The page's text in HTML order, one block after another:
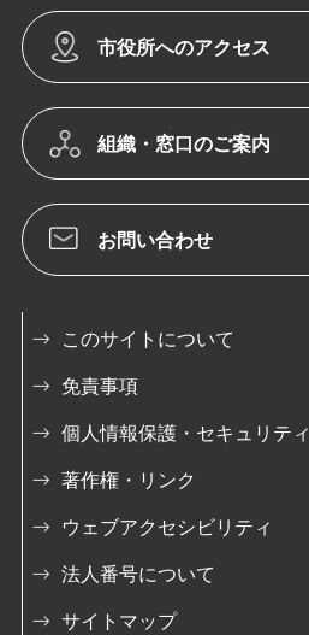
市役所へのアクセス
組織・窓口のご案内
お問い合わせ
このサイトについて
免責事項
個人情報保護・セキュリティ
著作権・リンク
ウェブアクセシビリティ
法人番号について
サイトマップ